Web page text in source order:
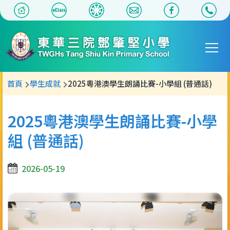
移至主內容
Main
導
航
連
結
首頁 學生成就 2025粵港澳學生朗誦比賽-小學組 (普通話)
2025粵港澳學生朗誦比賽-小學
組 (普通話)
2026-05-19